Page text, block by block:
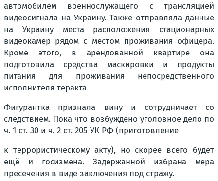
автомобилем военнослужащего с трансляцией
видеосигнала на Украину. Также отправляла данные
на Украину места расположения стационарных
видеокамер рядом с местом проживания офицера.
Кроме этого, в арендованной квартире она
подготовила средства маскировки и продукты
питания для проживания непосредственного
исполнителя теракта.
Фигурантка признала вину и сотрудничает со
следствием. Пока что возбуждено уголовное дело по
ч. 1 ст. 30 и ч. 2 ст. 205 УК РФ (приготовление
к террористическому акту), но скорее всего будет
ещё и госизмена. Задержанной избрана мера
пресечения в виде заключения под стражу.